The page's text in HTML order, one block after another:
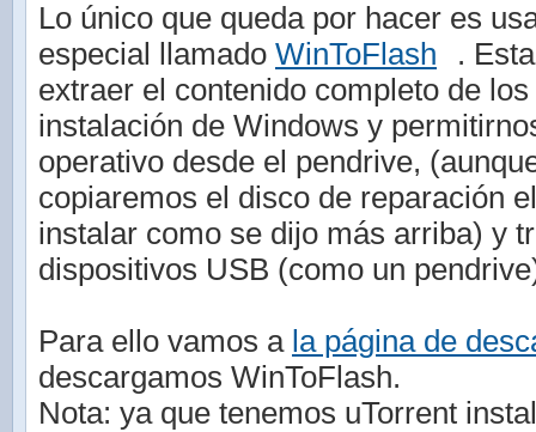
Lo único que queda por hacer es
especial llamado WinToFlash
.
extraer el contenido completo de
instalación de Windows y
operativo desde el pendrive,
copiaremos el disco de reparación
instalar como se dijo más arriba) y
dispositivos USB (como un
Para ello vamos a la página de
descargamos WinToFlash.
Nota: ya que tenemos uTorrent